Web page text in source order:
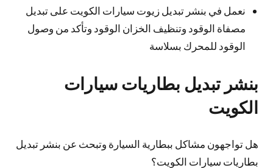
نعمل في بنشر تبديل زيوت سيارات الكويت على تبديل
مصفاة الوقود وتنظيف الخزان الوقود وتأكد من وصول
الوقود للمحرك بسلاسة
بنشر تبديل بطاريات سيارات
الكويت
هل تواجهون مشاكل ببطارية السيارة وتبحث عن بنشر تبديل
بطاريات سيارات الكويت؟